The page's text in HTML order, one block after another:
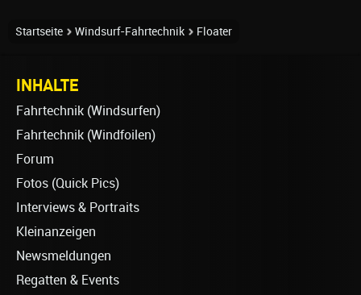
Startseite Windsurf-Fahrtechnik Floater
INHALTE
Fahrtechnik (Windsurfen)
Fahrtechnik (Windfoilen)
Forum
Fotos (Quick Pics)
Interviews & Portraits
Kleinanzeigen
Newsmeldungen
Regatten & Events